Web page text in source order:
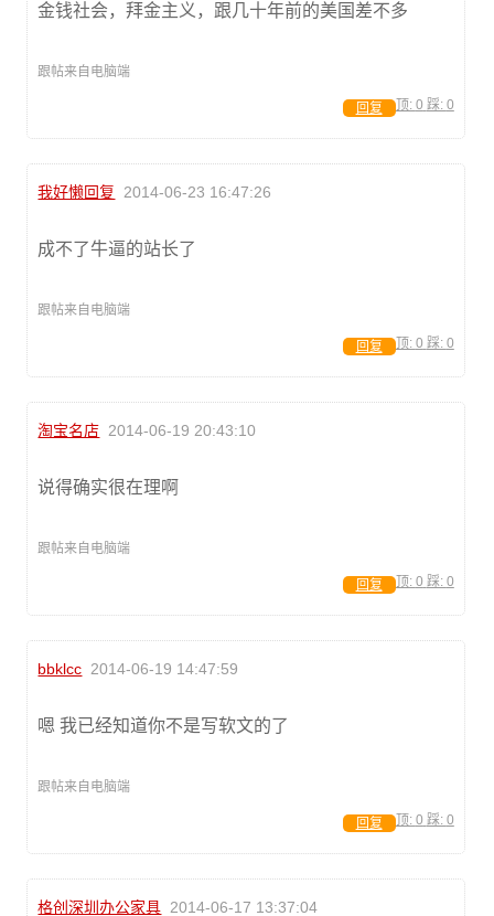
金钱社会，拜金主义，跟几十年前的美国差不多
跟帖来自电脑端
顶: 0 踩: 0
回复
我好懒回复 2014-06-23 16:47:26
成不了牛逼的站长了
跟帖来自电脑端
顶: 0 踩: 0
回复
淘宝名店 2014-06-19 20:43:10
说得确实很在理啊
跟帖来自电脑端
顶: 0 踩: 0
回复
bbklcc 2014-06-19 14:47:59
嗯 我已经知道你不是写软文的了
跟帖来自电脑端
顶: 0 踩: 0
回复
格创深圳办公家具 2014-06-17 13:37:04